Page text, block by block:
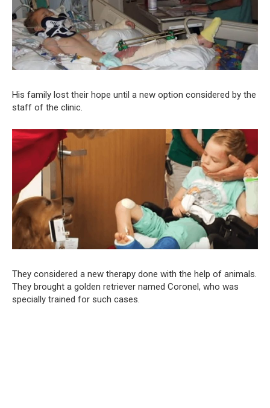
His family lost their hope until a new option considered by the
staff of the clinic.
They considered a new therapy done with the help of animals.
They brought a golden retriever named Coronel, who was
specially trained for such cases.